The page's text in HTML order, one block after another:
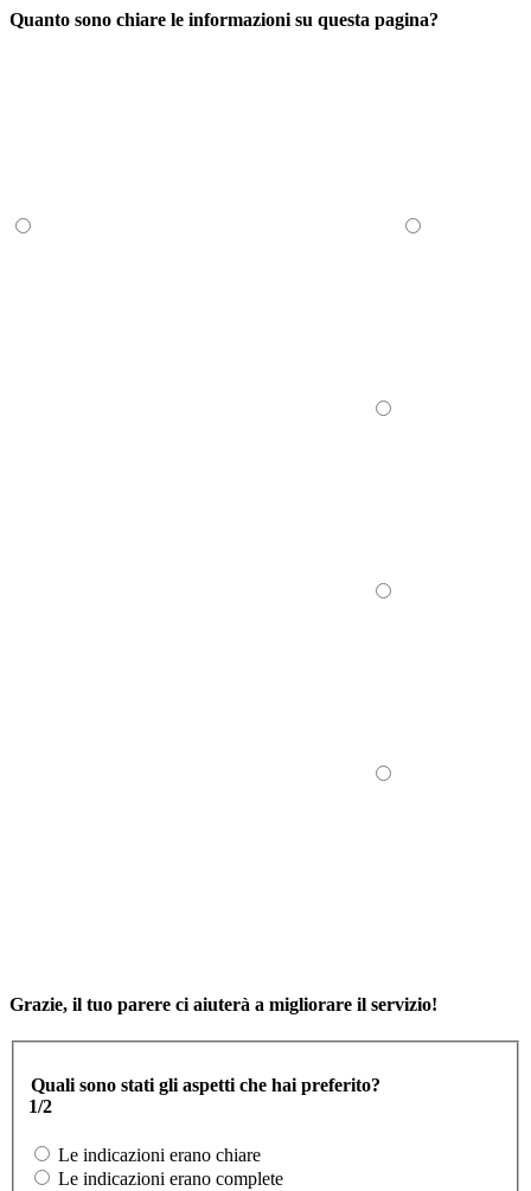
Quanto sono chiare le informazioni su questa pagina?
Grazie, il tuo parere ci aiuterà a migliorare il servizio!
Quali sono stati gli aspetti che hai preferito?
1/2
Le indicazioni erano chiare
Le indicazioni erano complete